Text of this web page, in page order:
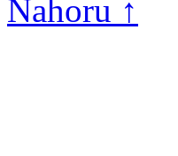
Nahoru ↑